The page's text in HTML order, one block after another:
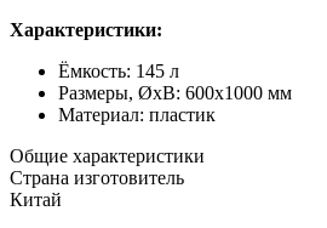
Характеристики:
Ёмкость: 145 л
Размеры, ØхВ: 600х1000 мм
Материал: пластик
Общие характеристики
Страна изготовитель
Китай